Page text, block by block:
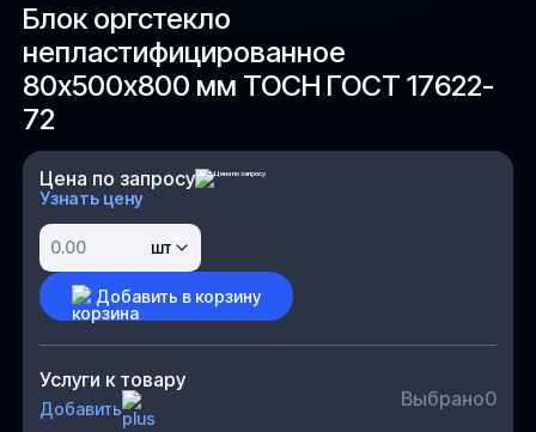
Блок оргстекло
непластифицированное
80х500х800 мм ТОСН ГОСТ 17622-
72
Цена по запросу
Узнать цену
шт
Добавить в корзину
Услуги к товару
Добавить Выбрано0